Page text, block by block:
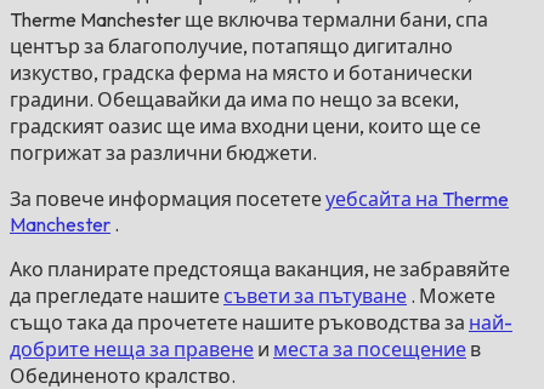
Therme Manchester ще включва термални бани, спа
център за благополучие, потапящо дигитално
изкуство, градска ферма на място и ботанически
градини. Обещавайки да има по нещо за всеки,
градският оазис ще има входни цени, които ще се
погрижат за различни бюджети.
За повече информация посететеуебсайта на Therme
Manchester .
Ако планирате предстояща ваканция, не забравяйте
да прегледате нашите съвети за пътуване . Можете
също така да прочетете нашите ръководства за най-
добрите неща за правене и места за посещение в
Обединеното кралство.